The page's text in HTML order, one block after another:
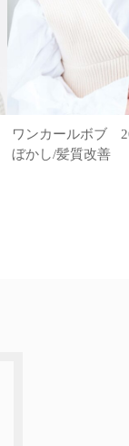
ワンカールボブ
ぼかし/髪質改善